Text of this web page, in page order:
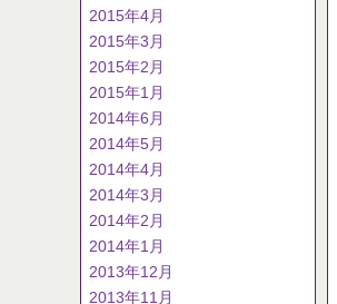
2015年4月
2015年3月
2015年2月
2015年1月
2014年6月
2014年5月
2014年4月
2014年3月
2014年2月
2014年1月
2013年12月
2013年11月